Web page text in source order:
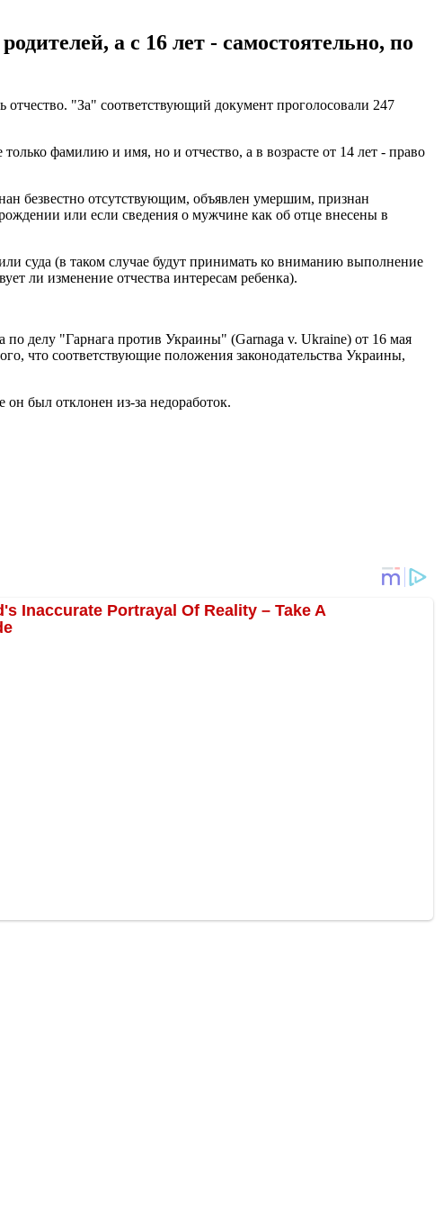
а с 16 лет - самостоятельно, по
"За" соответствующий документ проголосовали 247
только фамилию и имя, но и отчество, а в возрасте от 14 лет - право
безвестно отсутствующим, объявлен умершим, признан
или если сведения о мужчине как об отце внесены в
суда (в таком случае будут принимать ко вниманию выполнение
ли изменение отчества интересам ребенка).
по делу "Гарнага против Украины" (Garnaga v. Ukraine) от 16 мая
что соответствующие положения законодательства Украины,
был отклонен из-за недоработок.